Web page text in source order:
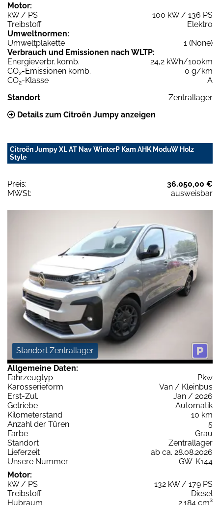
Motor:
kW / PS
100 kW / 136 PS
Treibstoff
Elektro
Umweltnormen:
Umweltplakette
1 (None)
Verbrauch und Emissionen nach WLTP:
Energieverbr. komb.
24,2 kWh/100km
CO2-Emissionen komb.
0 g/km
CO2-Klasse
A
Standort
Zentrallager
Details zum Citroën Jumpy anzeigen
Citroën Jumpy XL AT Nav WinterP Kam AHK ModuW Holz
Style
Preis:
36.050,00 €
MWSt:
ausweisbar
Standort Zentrallager
Allgemeine Daten:
Fahrzeugtyp
Pkw
Karosserieform
Van / Kleinbus
Erst-Zul.
Jan / 2026
Getriebe
Automatik
Kilometerstand
10 km
Anzahl der Türen
5
Farbe
Grau
Standort
Zentrallager
Lieferzeit
ab ca. 28.08.2026
Unsere Nummer
GW-K144
Motor:
kW / PS
132 kW / 179 PS
Treibstoff
Diesel
Hubraum
2.184 cm³